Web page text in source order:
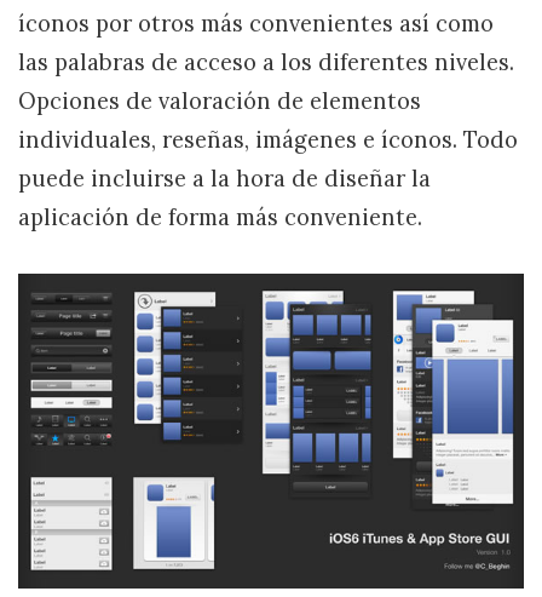
íconos por otros más convenientes así como
las palabras de acceso a los diferentes niveles.
Opciones de valoración de elementos
individuales, reseñas, imágenes e íconos. Todo
puede incluirse a la hora de diseñar la
aplicación de forma más conveniente.